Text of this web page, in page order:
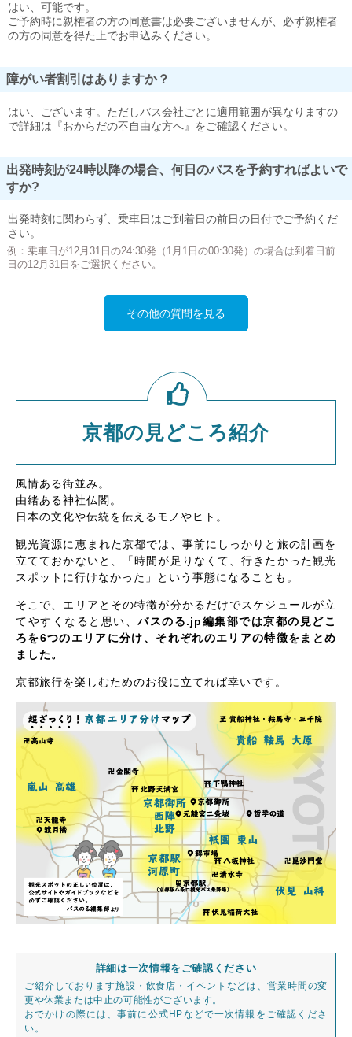
はい、可能です。
ご予約時に親権者の方の同意書は必要ございませんが、必ず親権者
の方の同意を得た上でお申込みください。
障がい者割引はありますか？
はい、ございます。ただしバス会社ごとに適用範囲が異なりますの
で詳細は 『おからだの不自由な方へ』 をご確認ください。
出発時刻が24時以降の場合、何日のバスを予約すればよいで
すか?
出発時刻に関わらず、乗車日はご到着日の前日の日付でご予約くだ
さい。
例：乗車日が12月31日の24:30発（1月1日の00:30発）の場合は到着日前
日の12月31日をご選択ください。
その他の質問を見る
京都の見どころ紹介
風情ある街並み。
由緒ある神社仏閣。
日本の文化や伝統を伝えるモノやヒト。
観光資源に恵まれた京都では、事前にしっかりと旅の計画を
立てておかないと、「時間が足りなくて、行きたかった観光
スポットに行けなかった」という事態になることも。
そこで、エリアとその特徴が分かるだけでスケジュールが立
てやすくなると思い、バスのる.jp編集部では京都の見どこ
ろを6つのエリアに分け、それぞれのエリアの特徴をまとめ
ました。
京都旅行を楽しむためのお役に立てれば幸いです。
詳細は一次情報をご確認ください
ご紹介しております施設・飲食店・イベントなどは、営業時間の変
更や休業または中止の可能性がございます。
おでかけの際には、事前に公式HPなどで一次情報をご確認くださ
い。